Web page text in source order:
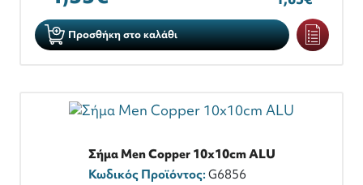
Προσθήκη στο καλάθι
Σήμα Men Copper 10x10cm ALU
Κωδικός Προϊόντος:G6856